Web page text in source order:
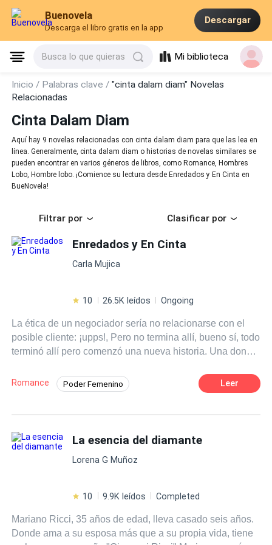
Buenovela
Descarga el libro gratis en la app
Descargar
Busca lo que quieras Mi biblioteca
Inicio / Palabras clave /"cinta dalam diam" Novelas
Relacionadas
Cinta Dalam Diam
Aquí hay 9 novelas relacionadas con cinta dalam diam para que las lea en
línea. Generalmente, cinta dalam diam o historias de novelas similares se
pueden encontrar en varios géneros de libros, como Romance, Hombres
Lobo, Hombre lobo. ¡Comience su lectura desde Enredados y En Cinta en
BueNovela!
Filtrar por Clasificar por
Enredados y En Cinta
Carla Mujica
10 26.5K leídos Ongoing
La ética de un negociador sería no relacionarse con el
posible cliente: ¡upps!, Pero no termina allí, bueno sí, todo
terminó allí pero comenzó una nueva historia. Una donde
eso creo, besar sapo no es lo mío pero es que él no es
sapo, es... un príncipe, tenéis que conocerlo, les juro que
intensión de ampliar el negocio familiar. —Deberás
casarte con ella, Cris. —bufé, esta situación me irritaba.
—Mamá ¿de qué hablas? Estamos en el siglo XXI,
dirán las personas? ¿Qué no crié bien a mi hijo? —Madre
estaba irritado por el problema, ella aun más, de un
portazo me dejó solo en mi oficina. ¡Como amo a esta
Romance Poder Femenino Leer
La esencia del diamante
Lorena G Muñoz
10 9.9K leídos Completed
Mariano Ricci, 35 años de edad, lleva casado seis años.
Donde ama a su esposa más que a su propia vida, tiene